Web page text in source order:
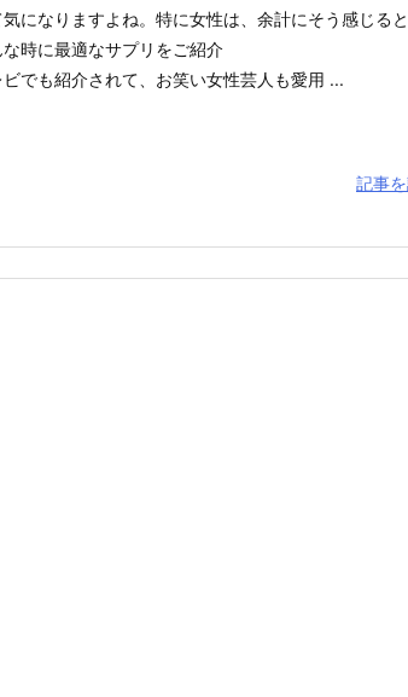
気になりますよね。特に女性は、余計にそう感じると
な時に最適なサプリをご紹介
ビでも紹介されて、お笑い女性芸人も愛用 ...
記事